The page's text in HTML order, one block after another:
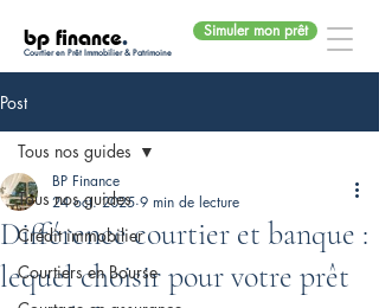
bp finance.
Courtier en Prêt Immobilier & Patrimoine
Simuler mon prêt
Post
Tous nos guides
Crédit immobilier
Courtiers en Bourse
Tous nos guides
Différence courtier et banque :
lequel choisir pour votre prêt
BP Finance
24 oct. 2025 9 min de lecture